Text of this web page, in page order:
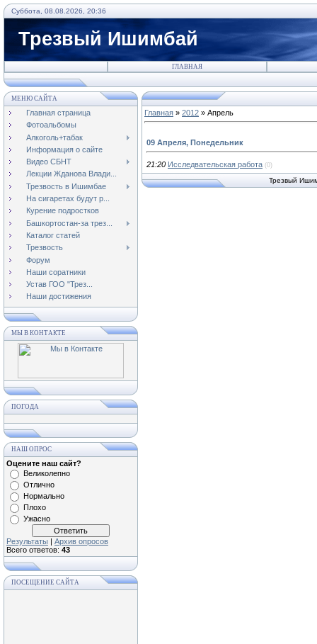
Суббота, 08.08.2026, 20:36
Трезвый Ишимбай
ГЛАВНАЯ
МЕНЮ САЙТА
Главная страница
Фотоальбомы
Алкоголь+табак
Информация о сайте
Видео СБНТ
Лекции Жданова Влади...
Трезвость в Ишимбае
На сигаретах будут р...
Курение подростков
Башкортостан-за трез...
Каталог статей
Трезвость
Форум
Наши соратники
Устав ГОО "Трез...
Наши достижения
МЫ В КОНТАКТЕ
ПОГОДА
НАШ ОПРОС
Оцените наш сайт?
Великолепно
Отлично
Нормально
Плохо
Ужасно
Результаты | Архив опросов
Всего ответов: 43
ПОСЕЩЕНИЕ САЙТА
Главная » 2012 » Апрель
09 Апреля, Понедельник
21:20 Исследвательская работа (0)
Трезвый